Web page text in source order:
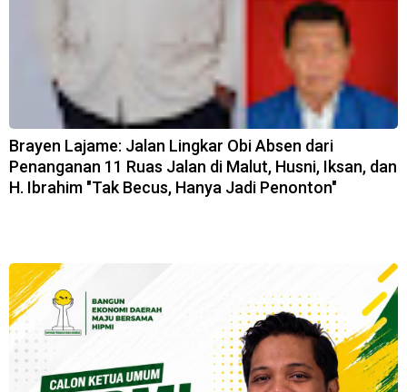
Brayen Lajame: Jalan Lingkar Obi Absen dari
Penanganan 11 Ruas Jalan di Malut, Husni, Iksan, dan
H. Ibrahim "Tak Becus, Hanya Jadi Penonton"